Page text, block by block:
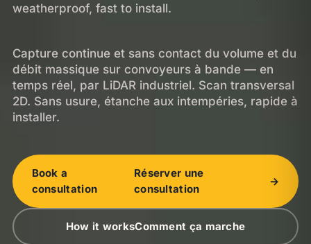
weatherproof, fast to install.
Capture continue et sans contact du volume et du
débit massique sur convoyeurs à bande — en
temps réel, par LiDAR industriel. Scan transversal
2D. Sans usure, étanche aux intempéries, rapide à
installer.
Book a
consultation
Réserver une
consultation
→
How it worksComment ça marche